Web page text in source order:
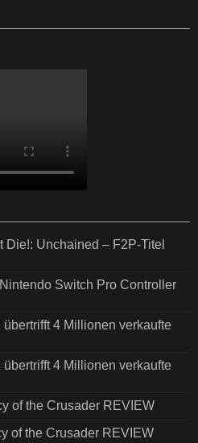
Die!: Unchained – F2P-Titel
Switch Pro Controller
übertrifft 4 Millionen verkaufte
übertrifft 4 Millionen verkaufte
of the Crusader REVIEW
of the Crusader REVIEW